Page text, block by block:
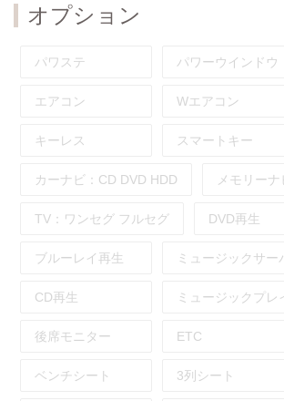
オプション
パワステ パワーウインドウ
エアコン Wエアコン
キーレス スマートキー
カーナビ： CD DVD HDD メモリーナ
TV： ワンセグ フルセグ DVD再生
ブルーレイ再生 ミュージックサー
CD再生 ミュージックプレ
後席モニター ETC
ベンチシート 3列シート